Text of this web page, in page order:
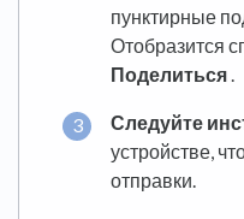
пунктирные
Отобразится
Поделиться.
Следуйте
устройстве,
отправки.